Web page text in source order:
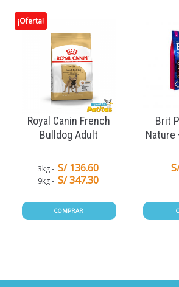
¡Oferta!
Royal Canin French
Bulldog Adult
3kg S/ 136.60
9kg S/ 347.30
COMPRAR
Brit
Nature